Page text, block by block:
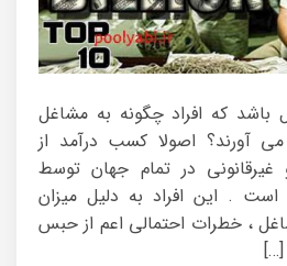
باشد که افراد چگونه به مشاغل
می آورند؟ اصولا کسب درآمد از
در تمام جهان توسط
. این افراد به دلیل میزان
، خطرات احتمالی اعم از حبس